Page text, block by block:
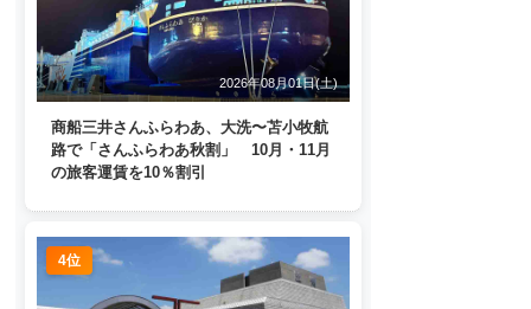
2026年08月01日(土)
商船三井さんふらわあ、大洗〜苫小牧航
路で「さんふらわあ秋割」 10月・11月
の旅客運賃を10％割引
4位